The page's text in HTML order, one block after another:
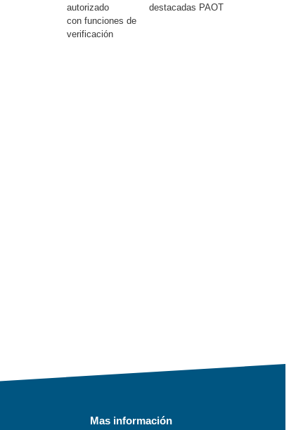
autorizado
con funciones de
verificación
destacadas PAOT
Mas información